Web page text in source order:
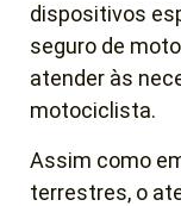
dispositivos
seguro de
atender às
motociclista.
Assim como
terrestres, o